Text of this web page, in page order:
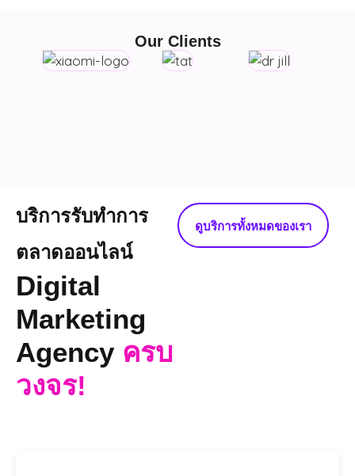
Our Clients
บริการรับทำการ
ตลาดออนไลน์
Digital
Marketing
Agency ครบ
วงจร!
ดูบริการทั้งหมดของเรา